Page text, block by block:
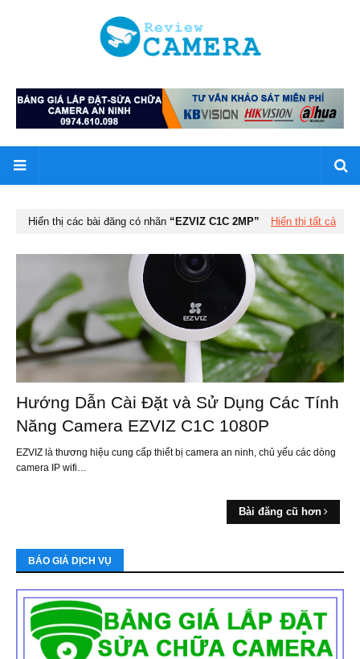
Hiển thị các bài đăng có nhãn EZVIZ C1C 2MP Hiển thị tất cả
Hướng Dẫn Cài Đặt và Sử Dụng Các Tính
Năng Camera EZVIZ C1C 1080P
EZVIZ là thương hiệu cung cấp thiết bị camera an ninh, chủ yếu các dòng
camera IP wifi…
Bài đăng cũ hơn
BÁO GIÁ DỊCH VỤ